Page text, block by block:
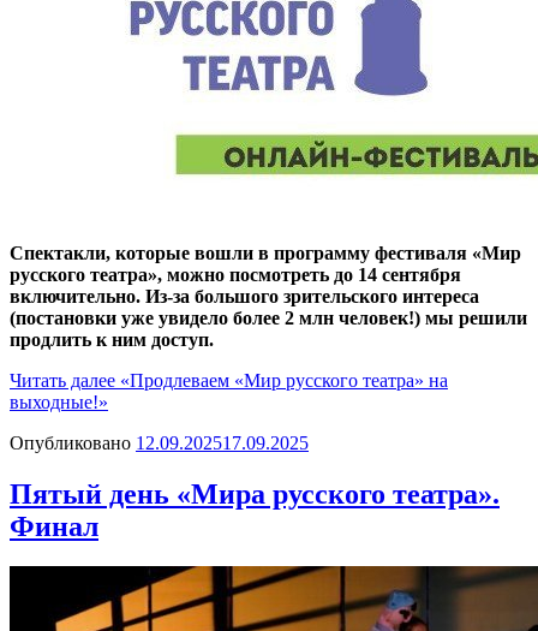
Спектакли, которые вошли в программу фестиваля «Мир
русского театра», можно посмотреть до 14 сентября
включительно. Из-за большого зрительского интереса
(постановки уже увидело более 2 млн человек!) мы решили
продлить к ним доступ.
Читать далее «Продлеваем «Мир русского театра» на
выходные!»
Опубликовано 12.09.202517.09.2025
Пятый день «Мира русского театра».
Финал